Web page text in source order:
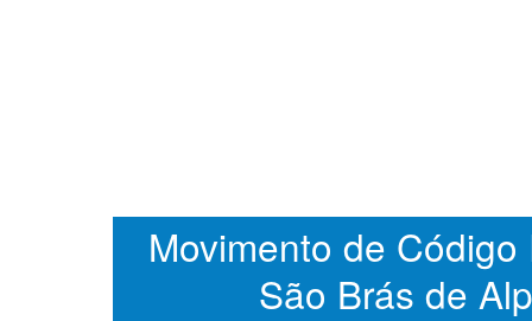
Movimento de
São Brás de